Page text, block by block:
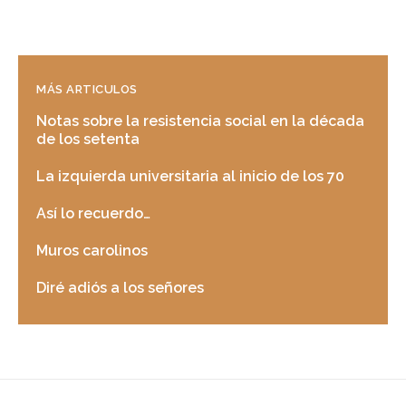
MÁS ARTICULOS
Notas sobre la resistencia social en la década
de los setenta
La izquierda universitaria al inicio de los 70
Así lo recuerdo…
Muros carolinos
Diré adiós a los señores